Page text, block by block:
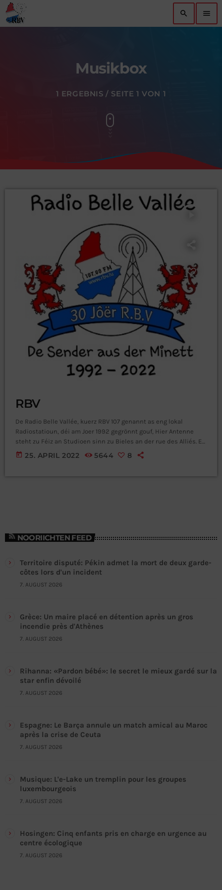
search menu
Musikbox
1 ERGEBNIS / SEITE 1 VON 1
RBV
De Radio Belle Vallée, kuerz RBV 107 genannt as eng lokal
Radiostatioun, déi am Joer 1992 gegrönnt gouf, Hier Antenne
steht zu Féiz an Studioen sinn zu Bieles an der rue des Alliés. En
Deel vun den Speaker gräifen awer och op Erfahrungen zeréck,
déi sie schon an der sougenannter “Piratenzäit” gesammelt
today 25. APRIL 2022 5644 8
NOORIICHTEN FEED
Territoire disputé: Pékin admet la mort de deux garde-
côtes lors d'un incident
7. AUGUST 2026
Grèce: Un maire placé en détention après un gros
incendie près d'Athènes
7. AUGUST 2026
Rihanna: «Pardon bébé»: le secret le mieux gardé sur la
star enfin dévoilé
7. AUGUST 2026
Espagne: Le Barça annule un match amical au Maroc
après la crise de Ceuta
7. AUGUST 2026
Musique: L'e-Lake un tremplin pour les groupes
luxembourgeois
7. AUGUST 2026
Hosingen: Cinq enfants pris en charge en urgence au
centre écologique
7. AUGUST 2026